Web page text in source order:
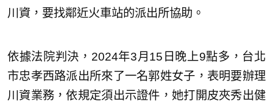
川資，要找鄰近火車站的派出所協助。
依據法院判決，2024年3月15日晚上9點多，台北
市忠孝西路派出所來了一名郭姓女子，表明要辦理
川資業務，依規定須出示證件，她打開皮夾秀出健